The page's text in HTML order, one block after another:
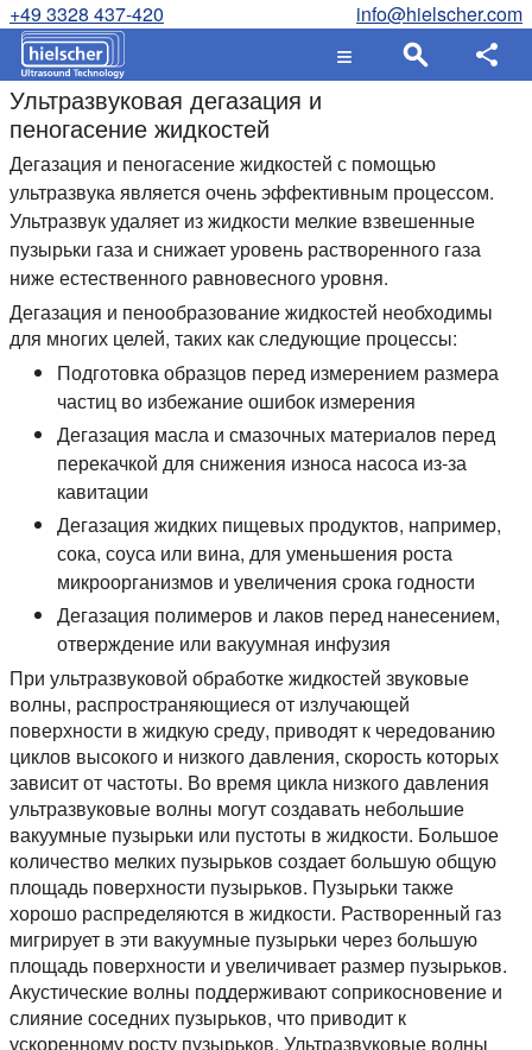
+49 3328 437-420 info@hielscher.com
Ультразвуковая дегазация и
пеногасение жидкостей
Дегазация и пеногасение жидкостей с помощью
ультразвука является очень эффективным процессом.
Ультразвук удаляет из жидкости мелкие взвешенные
пузырьки газа и снижает уровень растворенного газа
ниже естественного равновесного уровня.
Дегазация и пенообразование жидкостей необходимы
для многих целей, таких как следующие процессы:
Подготовка образцов перед измерением размера
частиц во избежание ошибок измерения
Дегазация масла и смазочных материалов перед
перекачкой для снижения износа насоса из-за
кавитации
Дегазация жидких пищевых продуктов, например,
сока, соуса или вина, для уменьшения роста
микроорганизмов и увеличения срока годности
Дегазация полимеров и лаков перед нанесением,
отверждение или вакуумная инфузия
При ультразвуковой обработке жидкостей звуковые
волны, распространяющиеся от излучающей
поверхности в жидкую среду, приводят к чередованию
циклов высокого и низкого давления, скорость которых
зависит от частоты. Во время цикла низкого давления
ультразвуковые волны могут создавать небольшие
вакуумные пузырьки или пустоты в жидкости. Большое
количество мелких пузырьков создает большую общую
площадь поверхности пузырьков. Пузырьки также
хорошо распределяются в жидкости. Растворенный газ
мигрирует в эти вакуумные пузырьки через большую
площадь поверхности и увеличивает размер пузырьков.
Акустические волны поддерживают соприкосновение и
слияние соседних пузырьков, что приводит к
ускоренному росту пузырьков. Ультразвуковые волны